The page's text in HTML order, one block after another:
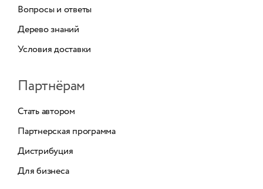
Вопросы и ответы
Дерево знаний
Условия доставки
Партнёрам
Стать автором
Партнерская программа
Дистрибуция
Для бизнеса